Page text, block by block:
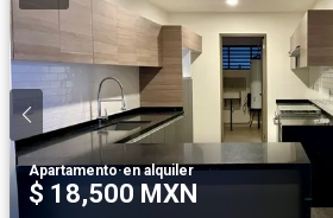
Apartamento·en alquiler
$ 18,500 MXN